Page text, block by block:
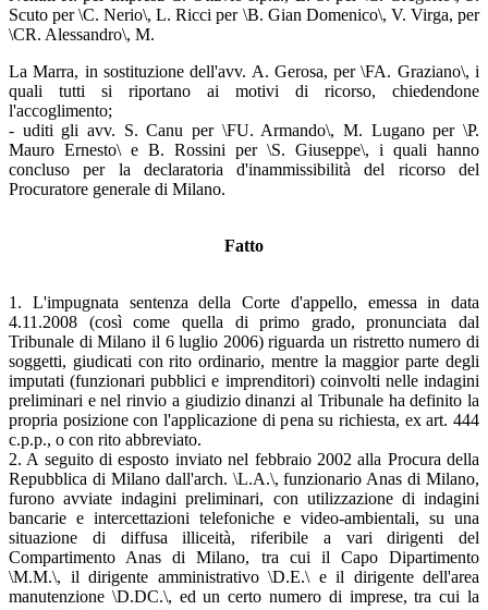
Scuto per \C. Nerio\, L. Ricci per \B. Gian Domenico\, V. Virga, per
\CR. Alessandro\, M.
La Marra, in sostituzione dell'avv. A. Gerosa, per \FA. Graziano\, i
quali tutti si riportano ai motivi di ricorso, chiedendone
l'accoglimento;
- uditi gli avv. S. Canu per \FU. Armando\, M. Lugano per \P.
Mauro Ernesto\ e B. Rossini per \S. Giuseppe\, i quali hanno
concluso per la declaratoria d'inammissibilità del ricorso del
Procuratore generale di Milano.
Fatto
1. L'impugnata sentenza della Corte d'appello, emessa in data
4.11.2008 (così come quella di primo grado, pronunciata dal
Tribunale di Milano il 6 luglio 2006) riguarda un ristretto numero di
soggetti, giudicati con rito ordinario, mentre la maggior parte degli
imputati (funzionari pubblici e imprenditori) coinvolti nelle indagini
preliminari e nel rinvio a giudizio dinanzi al Tribunale ha definito la
propria posizione con l'applicazione di pena su richiesta, ex art. 444
c.p.p., o con rito abbreviato.
2. A seguito di esposto inviato nel febbraio 2002 alla Procura della
Repubblica di Milano dall'arch. \L.A.\, funzionario Anas di Milano,
furono avviate indagini preliminari, con utilizzazione di indagini
bancarie e intercettazioni telefoniche e video-ambientali, su una
situazione di diffusa illiceità, riferibile a vari dirigenti del
Compartimento Anas di Milano, tra cui il Capo Dipartimento
\M.M.\, il dirigente amministrativo \D.E.\ e il dirigente dell'area
manutenzione \D.DC.\, ed un certo numero di imprese, tra cui la